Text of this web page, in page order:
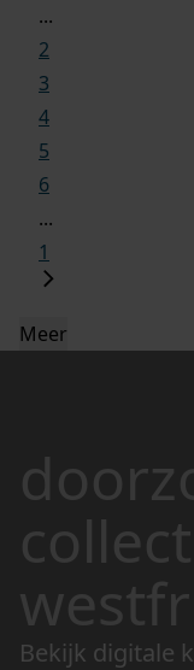
...
2
3
4
5
6
...
1
Meer
Bekijk digitale